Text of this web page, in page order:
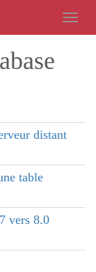
distant
table
vers 8.0